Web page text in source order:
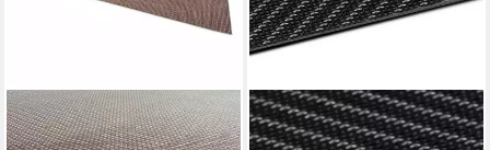
CASA PURA
Küchenläufer Modena,
CASA PURA
Küchenläufer Catania,